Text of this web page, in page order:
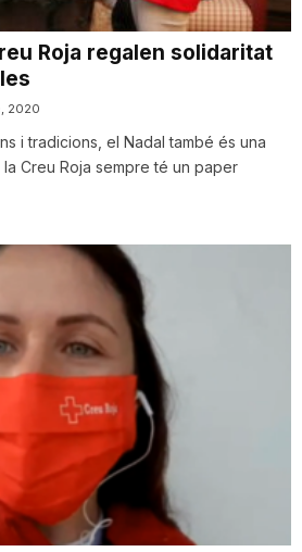
Roja regalen solidaritat
2020
i tradicions, el Nadal també és una
Creu Roja sempre té un paper